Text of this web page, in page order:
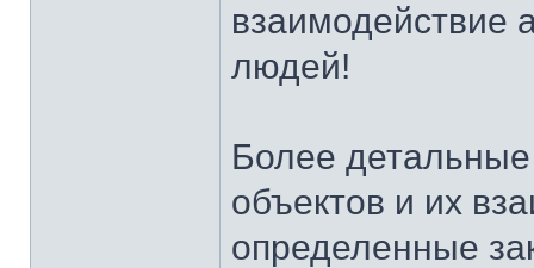
взаимодействие
людей!
Более
объектов и их
определенные